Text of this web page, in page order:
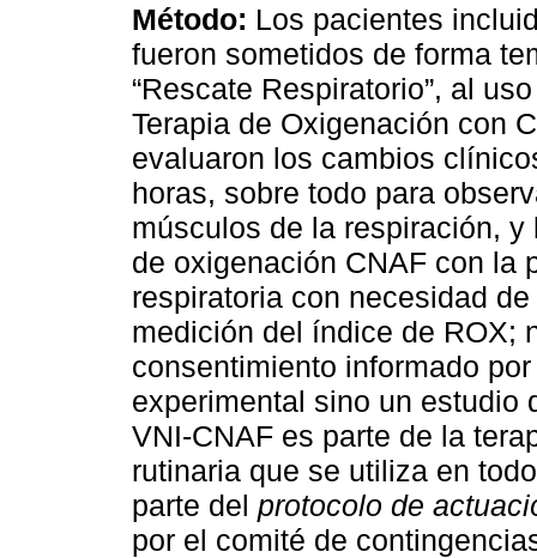
Método: Los pacientes
fueron sometidos de forma
“Rescate Respiratorio”, al
Terapia de Oxigenación con
evaluaron los cambios
horas, sobre todo para
músculos de la respiración,
de oxigenación CNAF con la
respiratoria con necesidad
medición del índice de ROX;
consentimiento informado
experimental sino un estudio
VNI-CNAF es parte de la
rutinaria que se utiliza en
parte del protocolo de
por el comité de